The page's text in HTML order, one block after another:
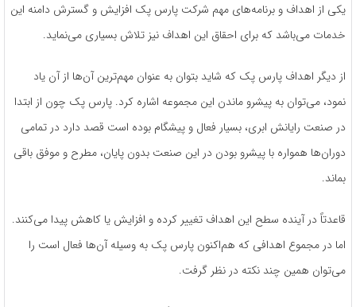
یکی از اهداف و برنامه‌های مهم شرکت پارس پک افزایش و گسترش دامنه این
خدمات می‌باشد که برای احقاق این اهداف نیز تلاش بسیاری می‌نماید.
از دیگر اهداف پارس پک که شاید بتوان به عنوان مهم‌ترین آن‌ها از آن یاد
نمود، می‌توان به پیشرو ماندن این مجموعه اشاره کرد. پارس پک چون از ابتدا
در صنعت رایانش ابری، بسیار فعال و پیشگام بوده است قصد دارد در تمامی
دوران‌ها همواره با پیشرو بودن در این صنعت بدون پایان، مطرح و موفق باقی
بماند.
قاعدتاً در آینده سطح این اهداف تغییر کرده و افزایش یا کاهش پیدا می‌کنند.
اما در مجموع اهدافی که هم‌اکنون پارس پک به وسیله آن‌ها فعال است را
می‌توان همین چند نکته در نظر گرفت.